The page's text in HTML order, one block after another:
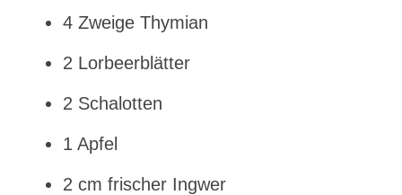
4 Zweige Thymian
2 Lorbeerblätter
2 Schalotten
1 Apfel
2 cm frischer Ingwer